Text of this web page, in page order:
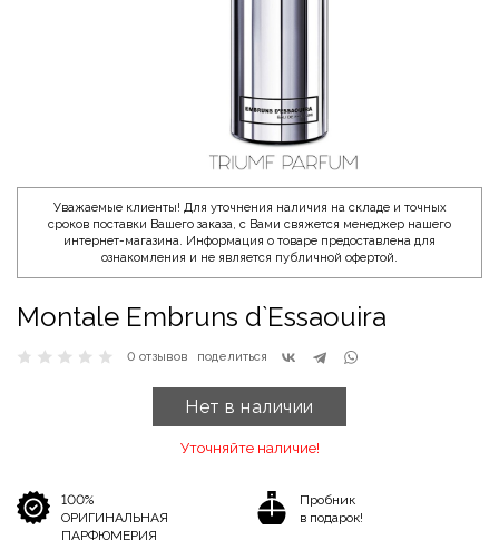
Уважаемые клиенты! Для уточнения наличия на складе и точных
сроков поставки Вашего заказа, с Вами свяжется менеджер нашего
интернет-магазина. Информация о товаре предоставлена для
ознакомления и не является публичной офертой.
Montale Embruns d`Essaouira
0 отзывов поделиться
Нет в наличии
Уточняйте наличие!
100%
ОРИГИНАЛЬНАЯ
ПАРФЮМЕРИЯ
Пробник
в подарок!